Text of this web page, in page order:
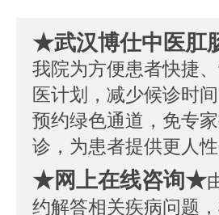
★武汉博仕中医肛
我院为方便患者快捷
医计划，减少候诊时
预约绿色通道，免专
诊，为患者提供更人性
★网上在线咨询★
约解答相关疾病问题